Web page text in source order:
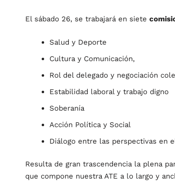
El sábado 26, se trabajará en siete
Salud y Deporte
Cultura y Comunicación,
Rol del delegado y negociación
Estabilidad laboral y trabajo digno
Soberanía
Acción Política y Social
Diálogo entre las perspectivas en
Resulta de gran trascendencia la plena
que compone nuestra ATE a lo largo y